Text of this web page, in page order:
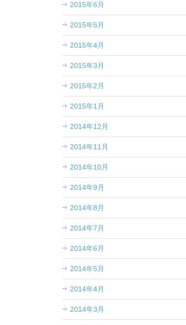
2015年6月
2015年5月
2015年4月
2015年3月
2015年2月
2015年1月
2014年12月
2014年11月
2014年10月
2014年9月
2014年8月
2014年7月
2014年6月
2014年5月
2014年4月
2014年3月